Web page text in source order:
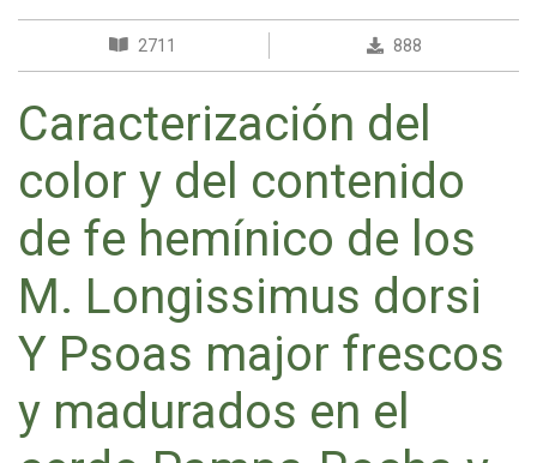
2711 888
Caracterización del
color y del contenido
de fe hemínico de los
M. Longissimus dorsi
Y Psoas major frescos
y madurados en el